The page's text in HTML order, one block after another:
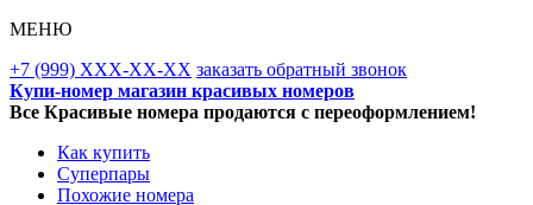
МЕНЮ
+7 (999) XXX-XX-XX заказать обратный звонок
Купи-номер магазин красивых номеров
Все Красивые номера продаются с переоформлением!
Как купить
Суперпары
Похожие номера